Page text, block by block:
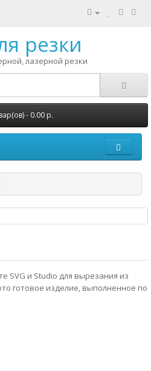
резки
лазерной резки
- 0.00 р.
SVG и Studio для вырезания из
готовое изделие, выполненное по